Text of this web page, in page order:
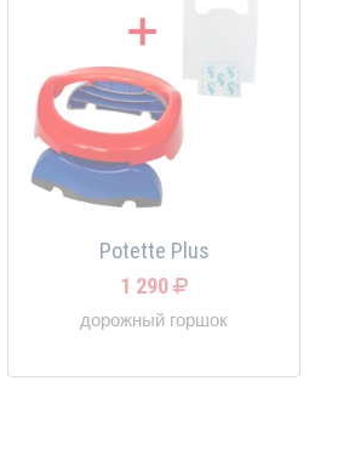
Potette Plus
1 290
дорожный горшок